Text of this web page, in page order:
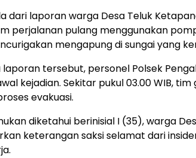
dari laporan warga Desa Teluk
perjalanan pulang menggunakan
mengapung di sungai yang
tersebut, personel Polsek
kejadian. Sekitar pukul 03.00 WIB,
evakuasi.
diketahui berinisial I (35), warga
keterangan saksi selamat dari